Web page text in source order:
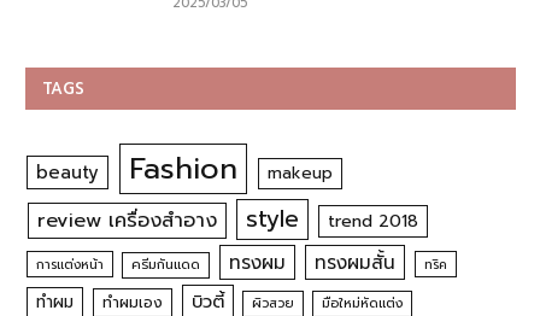
TAGS
beauty Fashion makeup
review เครื่องสำอาง style trend 2018
การแต่งหน้า ครีมกันแดด ทรงผม ทรงผมสั้น ทริค
ทำผม ทำผมเอง บิวตี้ ผิวสวย มือใหม่หัดแต่ง